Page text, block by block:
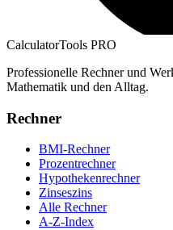
CalculatorTools PRO
Professionelle Rechner und
Mathematik und den Alltag.
Rechner
BMI-Rechner
Prozentrechner
Hypothekenrechner
Zinseszins
Alle Rechner
A-Z-Index